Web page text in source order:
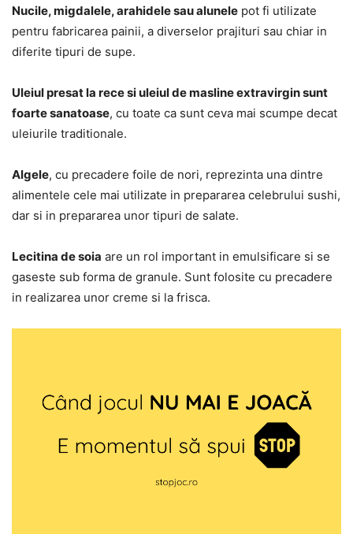
Nucile, migdalele, arahidele sau alunele pot fi utilizate
pentru fabricarea painii, a diverselor prajituri sau chiar in
diferite tipuri de supe.
Uleiul presat la rece si uleiul de masline extravirgin sunt
foarte sanatoase, cu toate ca sunt ceva mai scumpe decat
uleiurile traditionale.
Algele, cu precadere foile de nori, reprezinta una dintre
alimentele cele mai utilizate in prepararea celebrului sushi,
dar si in prepararea unor tipuri de salate.
Lecitina de soia are un rol important in emulsificare si se
gaseste sub forma de granule. Sunt folosite cu precadere
in realizarea unor creme si la frisca.